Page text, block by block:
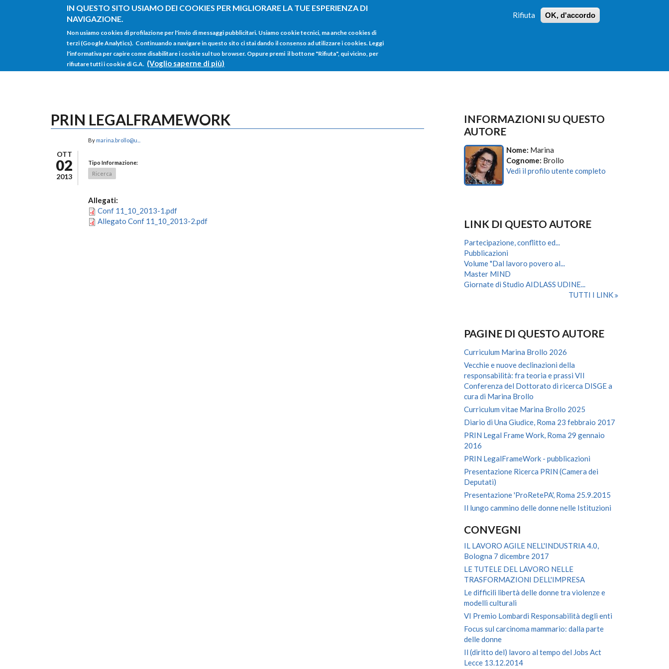
IN QUESTO SITO USIAMO DEI COOKIES PER MIGLIORARE LA TUE ESPERIENZA DI
NAVIGAZIONE.
Non usiamo cookies di profilazione per l'invio di messaggi pubblicitari. Usiamo cookie tecnici, ma anche cookies di
terzi (Google Analytics). Continuando a navigare in questo sito ci stai dando il consenso ad utilizzare i cookies. Leggi
l'informativa per capire come disabilitare i cookie sul tuo browser. Oppure premi il bottone "Rifiuta", qui vicino, per
rifiutare tutti i cookie di G.A. (Voglio saperne di più)
Rifiuta OK, d'accordo
Salta al contenuto principale
RICERCA
HOME
PRIN LEGALFRAMEWORK
OTT
02
2013
By marina.brollo@u...
Tipo Informazione:
Ricerca
Allegati:
Conf 11_10_2013-1.pdf
Allegato Conf 11_10_2013-2.pdf
INFORMAZIONI SU QUESTO
AUTORE
Nome: Marina
Cognome: Brollo
Vedi il profilo utente completo
LINK DI QUESTO AUTORE
Partecipazione, conflitto ed...
Pubblicazioni
Volume "Dal lavoro povero al...
Master MIND
Giornate di Studio AIDLASS UDINE...
TUTTI I LINK
PAGINE DI QUESTO AUTORE
Curriculum Marina Brollo 2026
Vecchie e nuove declinazioni della
responsabilità: fra teoria e prassi VII
Conferenza del Dottorato di ricerca DISGE a
cura di Marina Brollo
Curriculum vitae Marina Brollo 2025
Diario di Una Giudice, Roma 23 febbraio 2017
PRIN Legal Frame Work, Roma 29 gennaio
2016
PRIN LegalFrameWork - pubblicazioni
Presentazione Ricerca PRIN (Camera dei
Deputati)
Presentazione 'ProRetePA', Roma 25.9.2015
Il lungo cammino delle donne nelle Istituzioni
CONVEGNI
IL LAVORO AGILE NELL'INDUSTRIA 4.0,
Bologna 7 dicembre 2017
LE TUTELE DEL LAVORO NELLE
TRASFORMAZIONI DELL'IMPRESA
Le difficili libertà delle donne tra violenze e
modelli culturali
VI Premio Lombardi Responsabilità degli enti
Focus sul carcinoma mammario: dalla parte
delle donne
Il (diritto del) lavoro al tempo del Jobs Act
Lecce 13.12.2014